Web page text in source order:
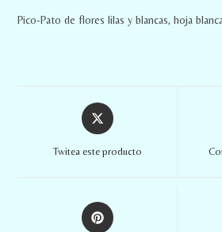
Pico-Pato de flores lilas y blancas, hoja
Twitea este producto